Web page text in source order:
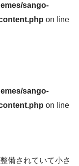
sango-
on line
sango-
on line
備されていて小さ